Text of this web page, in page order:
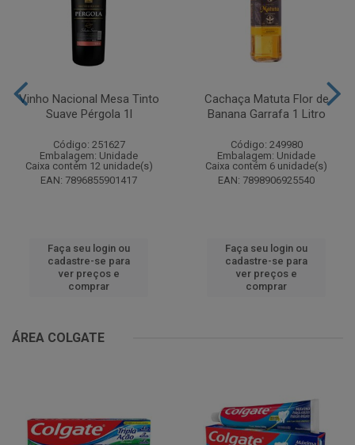
Vinho Nacional Mesa Tinto
Suave Pérgola 1l
Código: 251627
Embalagem: Unidade
Caixa contém 12 unidade(s)
EAN: 7896855901417
Faça seu login ou
cadastre-se para
ver preços e
comprar
Cachaça Matuta Flor de
Banana Garrafa 1 Litro
Código: 249980
Embalagem: Unidade
Caixa contém 6 unidade(s)
EAN: 7898906925540
Faça seu login ou
cadastre-se para
ver preços e
comprar
ÁREA COLGATE